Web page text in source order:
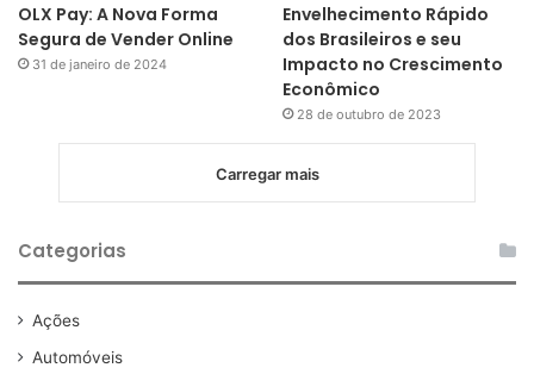
OLX Pay: A Nova Forma
Segura de Vender Online
31 de janeiro de 2024
Envelhecimento Rápido
dos Brasileiros e seu
Impacto no Crescimento
Econômico
28 de outubro de 2023
Carregar mais
Categorias
Ações
Automóveis